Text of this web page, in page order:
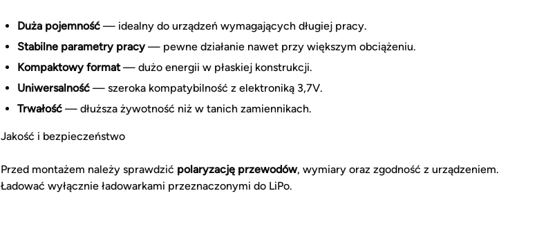
Duża pojemność — idealny do urządzeń wymagających długiej pracy.
Stabilne parametry pracy— pewne działanie nawet przy większym obciążeniu.
Kompaktowy format— dużo energii w płaskiej konstrukcji.
Uniwersalność — szeroka kompatybilność z elektroniką 3,7V.
Trwałość — dłuższa żywotność niż w tanich zamiennikach.
Jakość i bezpieczeństwo
Przed montażem należy sprawdzić polaryzację przewodów, wymiary oraz zgodność z urządzeniem.
Ładować wyłącznie ładowarkami przeznaczonymi do LiPo.